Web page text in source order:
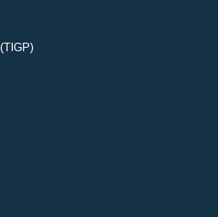
實驗數據將同時對接：
回饋親和力、專一性與結構資訊，
代
解析
團隊——將經生化與結構驗證之分子
驗其對泛素化修飾與下游訊息路徑之
步延伸至疾病相關模式
單位——共同推動方法開發與轉譯應